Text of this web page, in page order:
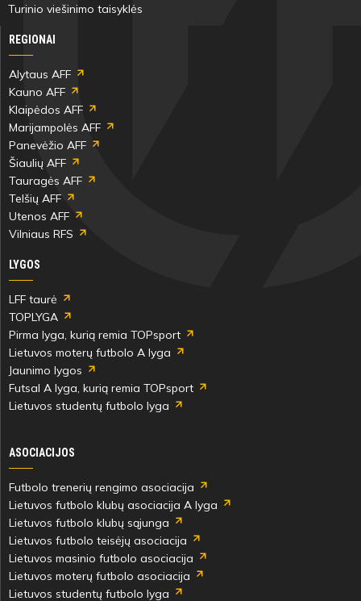
Turinio viešinimo taisyklės
REGIONAI
Alytaus AFF
Kauno AFF
Klaipėdos AFF
Marijampolės AFF
Panevėžio AFF
Šiaulių AFF
Tauragės AFF
Telšių AFF
Utenos AFF
Vilniaus RFS
LYGOS
LFF taurė
TOPLYGA
Pirma lyga, kurią remia TOPsport
Lietuvos moterų futbolo A lyga
Jaunimo lygos
Futsal A lyga, kurią remia TOPsport
Lietuvos studentų futbolo lyga
ASOCIACIJOS
Futbolo trenerių rengimo asociacija
Lietuvos futbolo klubų asociacija A lyga
Lietuvos futbolo klubų sąjunga
Lietuvos futbolo teisėjų asociacija
Lietuvos masinio futbolo asociacija
Lietuvos moterų futbolo asociacija
Lietuvos studentų futbolo lyga